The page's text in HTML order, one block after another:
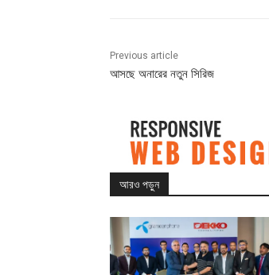
Previous article
আসছে অনারের নতুন সিরিজ
আরও পড়ুন